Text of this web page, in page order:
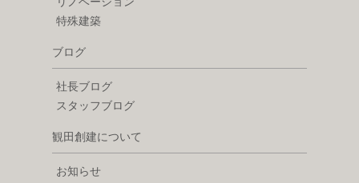
特殊建築
ブログ
社長ブログ
スタッフブログ
観田創建について
お知らせ